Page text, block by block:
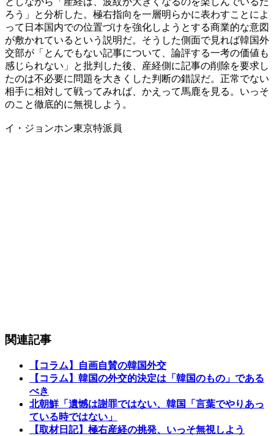
ろう」と分析した。極右指向を一層明らかに表わすことによ
って日本国内での位置づけを強化しようとする商業的な意図
が敷かれているという説明だ。そうした側面で見れば韓国外
交部が「とんでもない記事について、論評する一考の価値も
感じられない」と批判した後、産経側に記事の削除を要求し
たのは不必要に問題を大きくした判断の錯誤だ。正常でない
相手に相対して戦ってみれば、かえって馬鹿を見る。いっそ
のこと徹底的に無視しよう。
イ・ジョンホン東京特派員
関連記事
【コラム】自画自賛の韓国外交
【コラム】韓国の外交的決定は「韓国のもの」である
べき
北朝鮮「遺憾は謝罪ではない、韓国「言葉でやりあっ
ている時ではない」
【取材日記】極右産経の挑発、いっそ無視しよう